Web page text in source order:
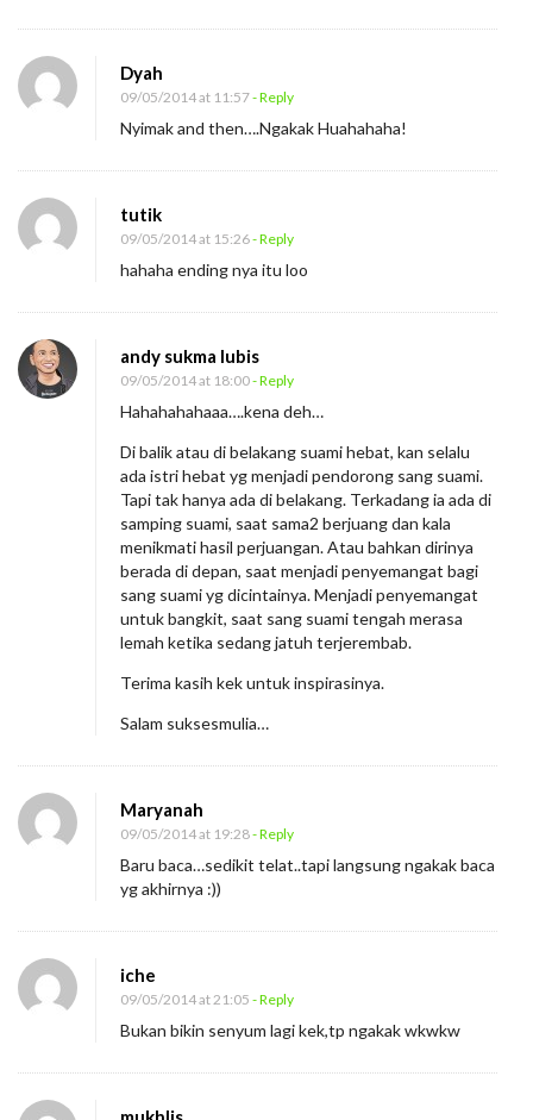
Dyah
09/05/2014 at 11:57- Reply
Nyimak and then….Ngakak Huahahaha!
tutik
09/05/2014 at 15:26- Reply
hahaha ending nya itu loo
andy sukma lubis
09/05/2014 at 18:00- Reply
Hahahahahaaa….kena deh…
Di balik atau di belakang suami hebat, kan selalu
ada istri hebat yg menjadi pendorong sang suami.
Tapi tak hanya ada di belakang. Terkadang ia ada di
samping suami, saat sama2 berjuang dan kala
menikmati hasil perjuangan. Atau bahkan dirinya
berada di depan, saat menjadi penyemangat bagi
sang suami yg dicintainya. Menjadi penyemangat
untuk bangkit, saat sang suami tengah merasa
lemah ketika sedang jatuh terjerembab.
Terima kasih kek untuk inspirasinya.
Salam suksesmulia…
Maryanah
09/05/2014 at 19:28- Reply
Baru baca…sedikit telat..tapi langsung ngakak baca
yg akhirnya :))
iche
09/05/2014 at 21:05 - Reply
Bukan bikin senyum lagi kek,tp ngakak wkwkw